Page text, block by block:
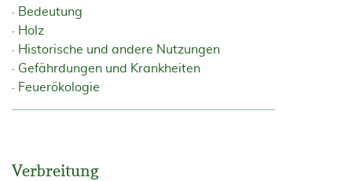
Bedeutung
Holz
Historische und andere Nutzungen
Gefährdungen und Krankheiten
Feuerökologie
Verbreitung